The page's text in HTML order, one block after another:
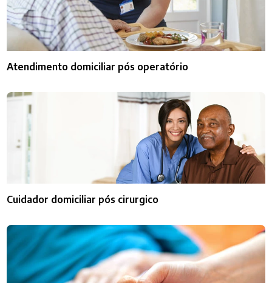
Atendimento domiciliar pós operatório
Cuidador domiciliar pós cirurgico